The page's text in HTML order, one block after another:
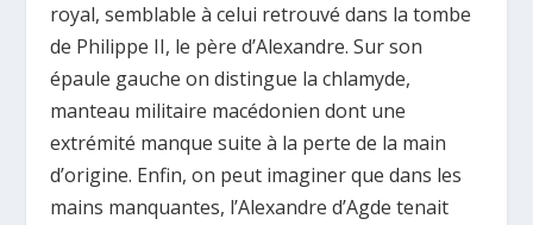
royal, semblable à celui retrouvé dans la tombe
de Philippe II, le père d’Alexandre. Sur son
épaule gauche on distingue la chlamyde,
manteau militaire macédonien dont une
extrémité manque suite à la perte de la main
d’origine. Enfin, on peut imaginer que dans les
mains manquantes, l’Alexandre d’Agde tenait